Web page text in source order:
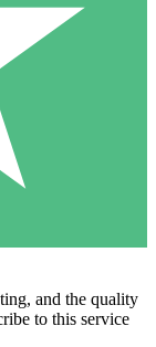
and the quality
to this service